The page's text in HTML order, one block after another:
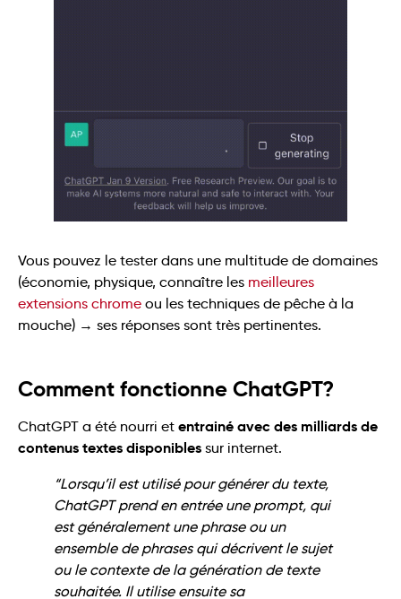
Vous pouvez le tester dans une multitude de domaines
(économie, physique, connaître les meilleures
extensions chrome ou les techniques de pêche à la
mouche) → ses réponses sont très pertinentes.
Comment fonctionne ChatGPT?
ChatGPT a été nourri et entrainé avec des milliards de
contenus textes disponibles sur internet.
“Lorsqu’il est utilisé pour générer du texte,
ChatGPT prend en entrée une prompt, qui
est généralement une phrase ou un
ensemble de phrases qui décrivent le sujet
ou le contexte de la génération de texte
souhaitée. Il utilise ensuite sa